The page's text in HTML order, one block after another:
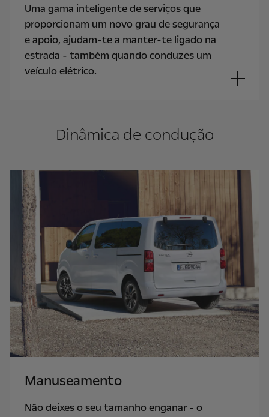
Uma gama inteligente de serviços que
proporcionam um novo grau de segurança
e apoio, ajudam-te a manter-te ligado na
estrada - também quando conduzes um
veículo elétrico.
Dinâmica de condução
Manuseamento
Não deixes o seu tamanho enganar - o